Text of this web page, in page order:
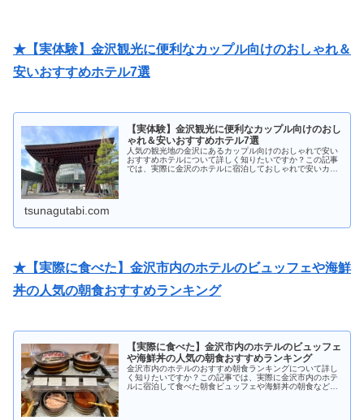
★【実体験】金沢観光に便利なカップル向けのおしゃれ＆
安いおすすめホテル7選
【実体験】金沢観光に便利なカップル向けのおし
ゃれ＆安いおすすめホテル7選
人気の観光地の金沢にあるカップル向けのおしゃれで安い
おすすめホテルについて詳しく知りたいですか？この記事
では、実際に金沢のホテルに宿泊しておしゃれで安いカッ
tsunagutabi.com
★【実際に食べた】金沢市内のホテルのビュッフェや海鮮
丼の人気の朝食おすすめランキング
【実際に食べた】金沢市内のホテルのビュッフェ
や海鮮丼の人気の朝食おすすめランキング
金沢市内のホテルのおすすめ朝食ランキングについて詳し
く知りたいですか？この記事では、実際に金沢市内のホテ
ルに宿泊して食べた朝食ビュッフェや海鮮丼の朝食などお